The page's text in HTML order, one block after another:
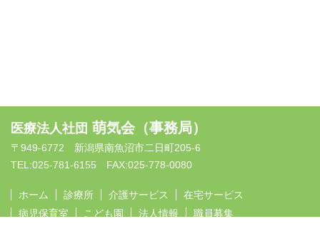
医療法人社団 萌気会（事務局）
〒949-6772 新潟県南魚沼市二日町205-6
TEL:025-781-6155 FAX:025-778-0080
ホーム 診療所 介護サービス
在宅サービス
病児保育室
こども園 法人情報
職員募集